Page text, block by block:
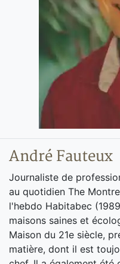
André Fauteux
Journaliste de
au quotidien The
l'hebdo Habitabec
maisons saines et
Maison du 21e siècle,
matière, dont il est